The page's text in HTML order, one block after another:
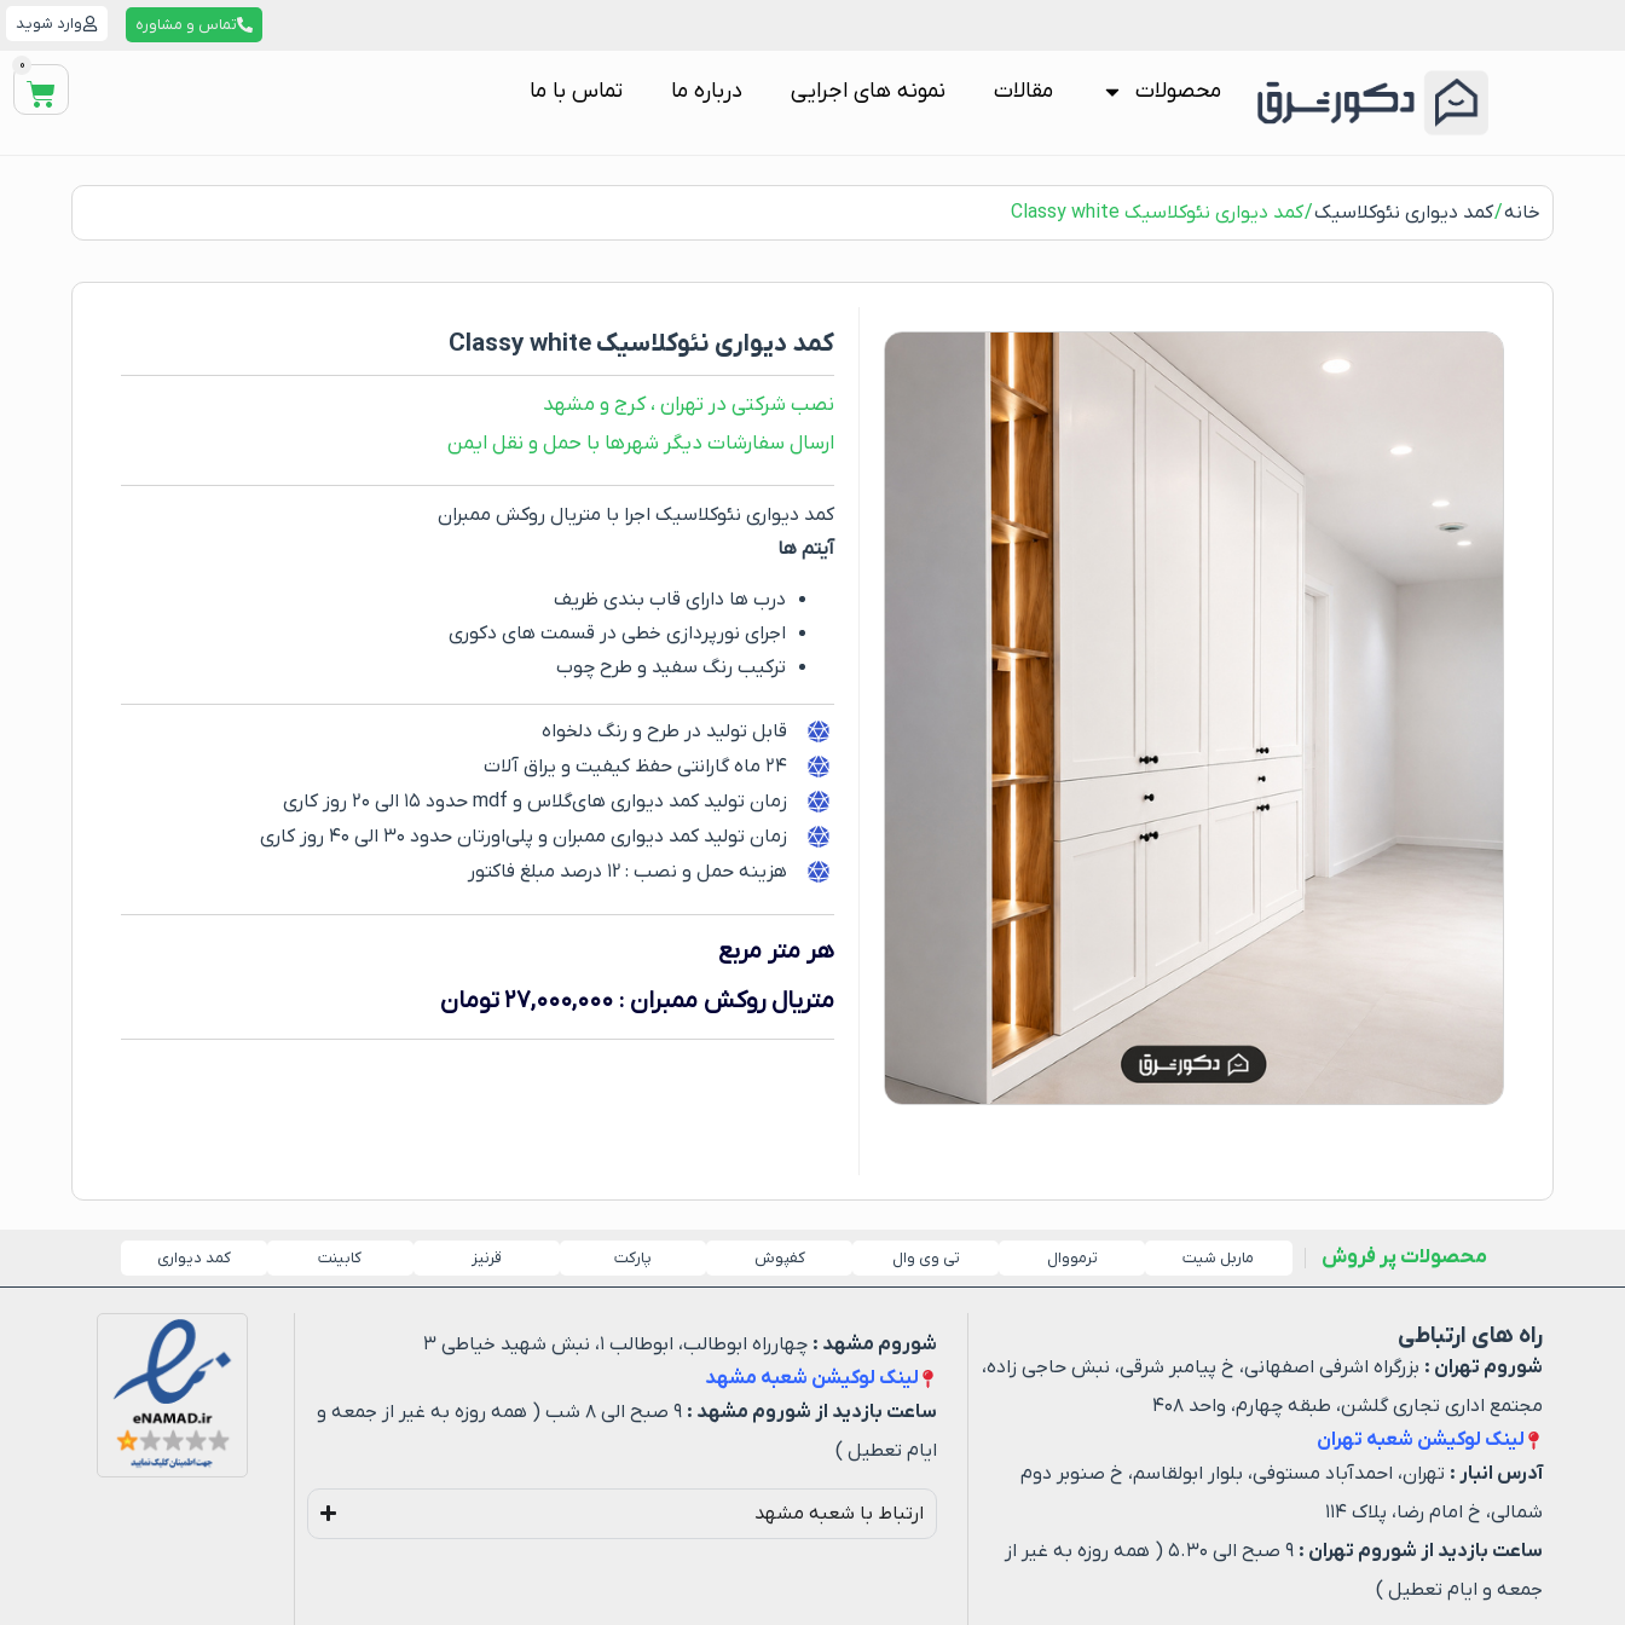
تماس و مشاوره وارد شوید
محصولات مقالات نمونه های اجرایی درباره ما تماس با ما
0
خانه/کمد دیواری نئوکلاسیک/ کمد دیواری نئوکلاسیک Classy white
کمد دیواری نئوکلاسیک Classy white
نصب شرکتی در تهران ، کرج و مشهد
ارسال سفارشات دیگر شهرها با حمل و نقل ایمن
کمد دیواری نئوکلاسیک اجرا با متریال روکش ممبران
آیتم ها
درب ها دارای قاب بندی ظریف
اجرای نورپردازی خطی در قسمت های دکوری
ترکیب رنگ سفید و طرح چوب
قابل تولید در طرح و رنگ دلخواه
۲۴ ماه گارانتی حفظ کیفیت و یراق آلات
زمان تولید کمد دیواری های‌گلاس و mdf حدود ۱۵ الی ۲۰ روز کاری
زمان تولید کمد دیواری ممبران و پلی‌اورتان حدود ۳۰ الی ۴۰ روز کاری
هزینه حمل و نصب : ۱2 درصد مبلغ فاکتور
هر متر مربع
متریال روکش ممبران : ۲۷,۰۰۰,۰۰۰تومان
محصولات پر فروش ماربل شیت ترمووال تی وی وال کفپوش پارکت قرنیز کابینت کمد دیواری
راه های ارتباطی
شوروم تهران : بزرگراه اشرفی اصفهانی، خ پیامبر شرقی، نبش حاجی زاده،
مجتمع اداری تجاری گلشن، طبقه چهارم، واحد ۴۰۸
لینک لوکیشن شعبه تهران
آدرس انبار : تهران، احمدآباد مستوفی، بلوار ابولقاسم، خ صنوبر دوم
شمالی، خ امام رضا، پلاک ۱۱۴
ساعت بازدید از شوروم تهران :
۹ صبح الی ۵.۳۰ ( همه روزه به غیر از
جمعه و ایام تعطیل )
شوروم مشهد : چهارراه ابوطالب، ابوطالب ۱، نبش شهید خیاطی ۳
لینک لوکیشن شعبه مشهد
ساعت بازدید از شوروم مشهد :
۹ صبح الی ۸ شب ( همه روزه به غیر از جمعه و
ایام تعطیل )
ارتباط با شعبه مشهد